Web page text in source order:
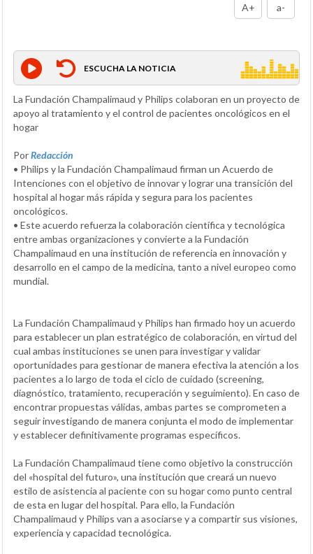
A+ a-
ESCUCHA LA NOTICIA
La Fundación Champalimaud y Philips colaboran en un proyecto de
apoyo al tratamiento y el control de pacientes oncológicos en el
hogar
PorRedacción
• Philips y la Fundación Champalimaud firman un Acuerdo de
Intenciones con el objetivo de innovar y lograr una transición del
hospital al hogar más rápida y segura para los pacientes
oncológicos.
• Este acuerdo refuerza la colaboración científica y tecnológica
entre ambas organizaciones y convierte a la Fundación
Champalimaud en una institución de referencia en innovación y
desarrollo en el campo de la medicina, tanto a nivel europeo como
mundial.
La Fundación Champalimaud y Philips han firmado hoy un acuerdo
para establecer un plan estratégico de colaboración, en virtud del
cual ambas instituciones se unen para investigar y validar
oportunidades para gestionar de manera efectiva la atención a los
pacientes a lo largo de toda el ciclo de cuidado (screening,
diagnóstico, tratamiento, recuperación y seguimiento). En caso de
encontrar propuestas válidas, ambas partes se comprometen a
seguir investigando de manera conjunta el modo de implementar
y establecer definitivamente programas específicos.
La Fundación Champalimaud tiene como objetivo la construcción
del «hospital del futuro», una institución que creará un nuevo
estilo de asistencia al paciente con su hogar como punto central
de esta en lugar del hospital. Para ello, la Fundación
Champalimaud y Philips van a asociarse y a compartir sus visiones,
experiencia y capacidad tecnológica.